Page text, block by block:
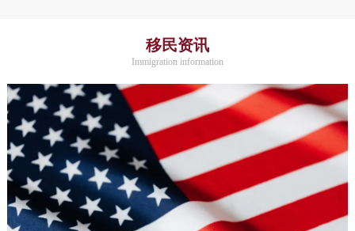
移民资讯
Immigration information